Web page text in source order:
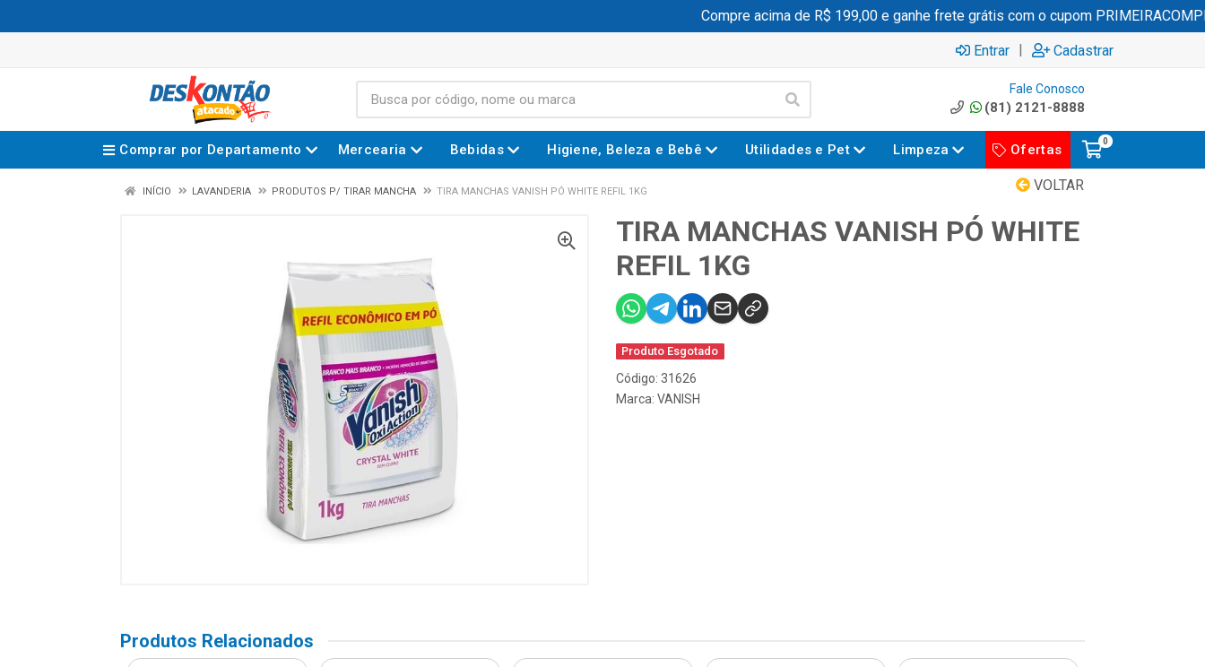
Compre acima de R$ 199,00 e ganhe frete grátis com o cupom PRIMEIRACOMPRA
Entrar | Cadastrar
Fale Conosco
(81) 2121-8888
Comprar por Departamento Mercearia Bebidas Higiene, Beleza e Bebê Utilidades e Pet Limpeza Ofertas
0
VOLTAR
INÍCIO LAVANDERIA PRODUTOS P/ TIRAR MANCHA TIRA MANCHAS VANISH PÓ WHITE REFIL 1KG
TIRA MANCHAS VANISH PÓ WHITE
REFIL 1KG
Produto Esgotado
Código: 31626
Marca: VANISH
Produtos Relacionados